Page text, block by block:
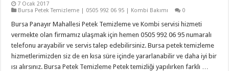
7 Ocak 2017
Bursa Petek Temizleme | 0505 992 06 95 | Kombi Bakımı
0
Bursa Panayır Mahallesi Petek Temizleme ve Kombi servisi hizmeti
vermekte olan firmamız ulaşmak için hemen 0505 992 06 95 numaralı
telefonu arayabilir ve servis talep edebilirsiniz. Bursa petek temizleme
hizmetlerimizden siz de en kısa süre içinde yararlanabilir ve daha iyi bir
ısı alırsınız. Bursa Petek Temizleme Petek temizliği yapılırken farklı …